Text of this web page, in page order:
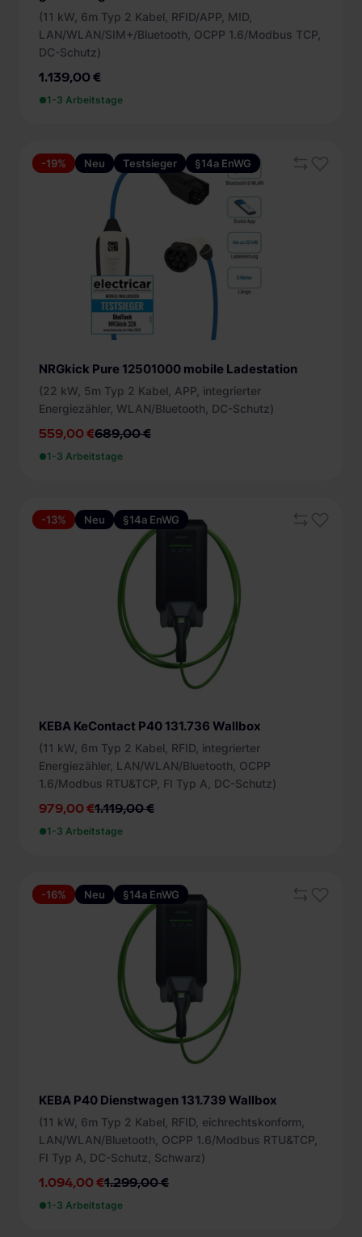
(11 kW, 6m Typ 2 Kabel, RFID/APP, MID,
LAN/WLAN/SIM+/Bluetooth, OCPP 1.6/Modbus TCP,
DC-Schutz)
1.139,00 €
1-3 Arbeitstage
-19% Neu Testsieger §14a EnWG
NRGkick Pure 12501000 mobile Ladestation
(22 kW, 5m Typ 2 Kabel, APP, integrierter
Energiezähler, WLAN/Bluetooth, DC-Schutz)
559,00 €689,00 €
1-3 Arbeitstage
-13% Neu §14a EnWG
KEBA KeContact P40 131.736 Wallbox
(11 kW, 6m Typ 2 Kabel, RFID, integrierter
Energiezähler, LAN/WLAN/Bluetooth, OCPP
1.6/Modbus RTU&TCP, FI Typ A, DC-Schutz)
979,00 €1.119,00 €
1-3 Arbeitstage
-16% Neu §14a EnWG
KEBA P40 Dienstwagen 131.739 Wallbox
(11 kW, 6m Typ 2 Kabel, RFID, eichrechtskonform,
LAN/WLAN/Bluetooth, OCPP 1.6/Modbus RTU&TCP,
FI Typ A, DC-Schutz, Schwarz)
1.094,00 €1.299,00 €
1-3 Arbeitstage